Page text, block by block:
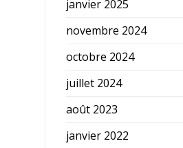
janvier 2025
novembre 2024
octobre 2024
juillet 2024
août 2023
janvier 2022